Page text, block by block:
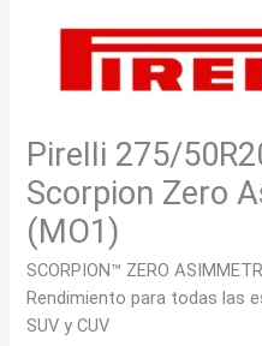
Pirelli 275/
Scorpion Zero
(MO1)
SCORPION™ ZERO
Rendimiento para todas las
SUV y CUV